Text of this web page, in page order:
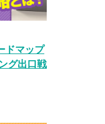
ドマップ
グ出口戦